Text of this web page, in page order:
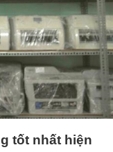
tốt nhất hiện